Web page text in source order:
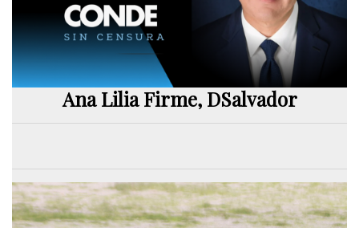
Ana Lilia Firme, DSalvador